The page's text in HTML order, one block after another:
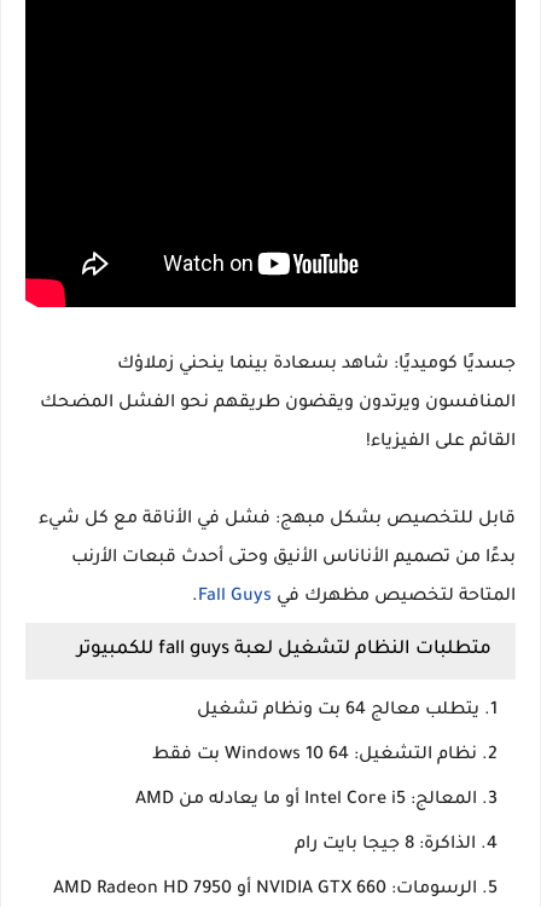
جسديًا كوميديًا: شاهد بسعادة بينما ينحني زملاؤك
المنافسون ويرتدون ويقضون طريقهم نحو الفشل المضحك
القائم على الفيزياء!
قابل للتخصيص بشكل مبهج: فشل في الأناقة مع كل شيء
بدءًا من تصميم الأناناس الأنيق وحتى أحدث قبعات الأرنب
المتاحة لتخصيص مظهرك في
Fall Guys
.
متطلبات النظام لتشغيل لعبة fall guys للكمبيوتر
يتطلب معالج 64 بت ونظام تشغيل
نظام التشغيل: Windows 10 64 بت فقط
المعالج: Intel Core i5 أو ما يعادله من AMD
الذاكرة: 8 جيجا بايت رام
الرسومات: NVIDIA GTX 660 أو AMD Radeon HD 7950